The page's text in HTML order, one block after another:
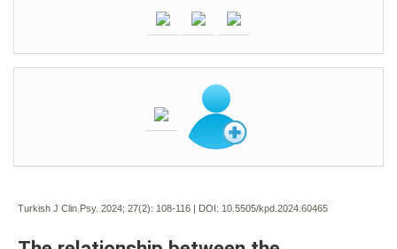
Turkish J Clin Psy. 2024; 27(2): 108-116 | DOI: 10.5505/kpd.2024.60465